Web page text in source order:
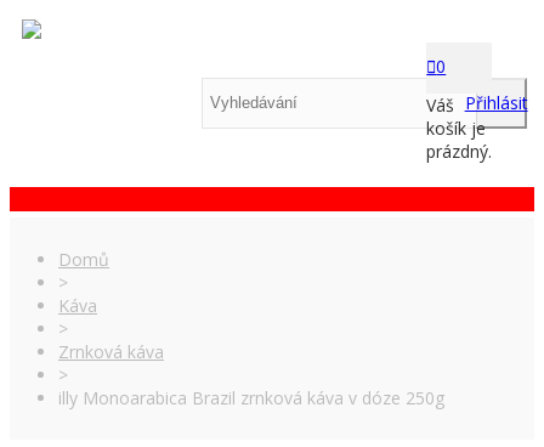
0
Váš
košík je
prázdný.
Přihlásit
Domů
>
Káva
>
Zrnková káva
>
illy Monoarabica Brazil zrnková káva v dóze 250g